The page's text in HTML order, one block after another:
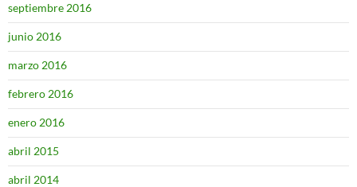
septiembre 2016
junio 2016
marzo 2016
febrero 2016
enero 2016
abril 2015
abril 2014